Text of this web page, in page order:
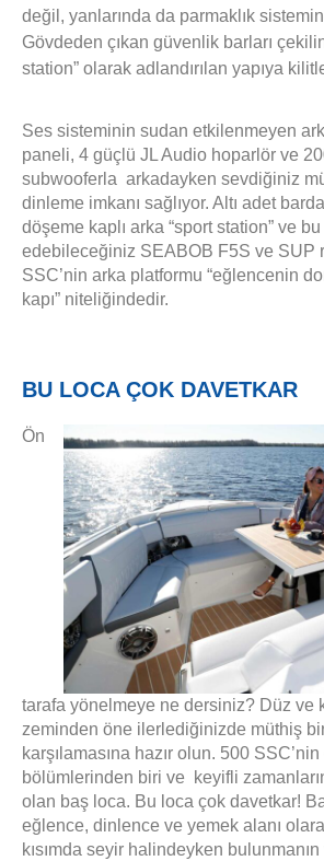
değil, yanlarında da parmaklık
Gövdeden çıkan güvenlik barları
station” olarak adlandırılan yapıya
Ses sisteminin sudan etkilenmeyen
paneli, 4 güçlü JL Audio hoparlör ve
subwooferla arkadayken sevdiğiniz
dinleme imkanı sağlıyor. Altı adet
döşeme kaplı arka “sport station” ve
edebileceğiniz SEABOB F5S ve SUP
SSC’nin arka platformu “eğlencenin
kapı” niteliğindedir.
BU LOCA ÇOK DAVETKAR
Ön
tarafa yönelmeye ne dersiniz? Düz ve
zeminden öne ilerlediğinizde müthiş
karşılamasına hazır olun. 500
bölümlerinden biri ve keyifli
olan baş loca. Bu loca çok davetkar!
eğlence, dinlence ve yemek alanı
kısımda seyir halindeyken